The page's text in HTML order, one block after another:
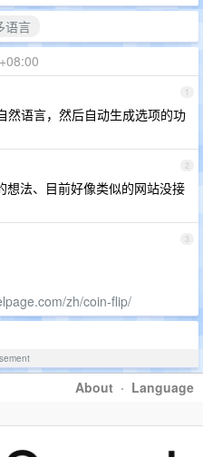
语言
1
然语言，然后自动生成选项的功
2
想法、目前好像类似的网站没接
3
zh/coin-flip/
About · Language